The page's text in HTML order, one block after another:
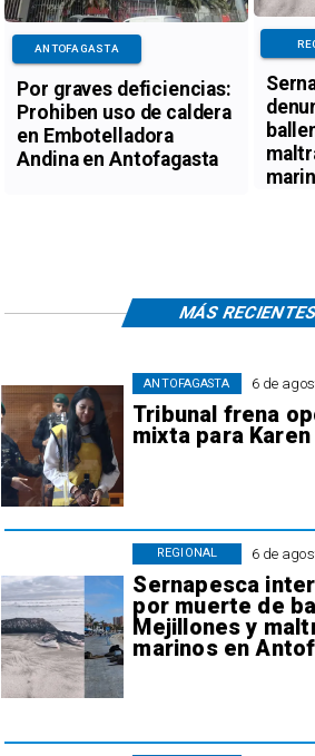
Por graves deficiencias:
Prohiben uso de caldera
en Embotelladora
Andina en Antofagasta
ANTOFAGASTA
6 de
Tribunal frena
mixta para
ANTOFAGASTA
6 de
Sernapesca
por muerte de
Mejillones y
marinos en
REGIONAL
MÁS